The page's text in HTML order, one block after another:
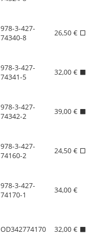
978-3-427-
74340-8
26,50 €
978-3-427-
74341-5
32,00 €
978-3-427-
74342-2
39,00 €
978-3-427-
74160-2
24,50 €
978-3-427-
74170-1
34,00 €
OD342774170 32,00 €